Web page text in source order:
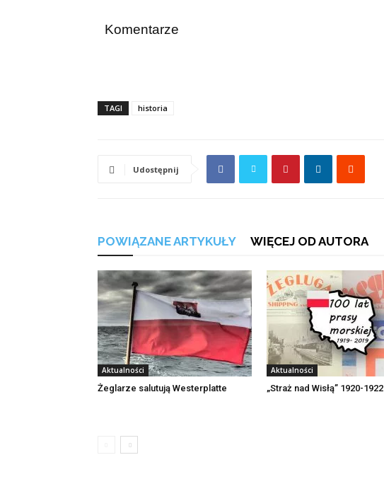
Komentarze
TAGI historia
Udostępnij
POWIĄZANE ARTYKUŁY WIĘCEJ OD AUTORA
Aktualności
Żeglarze salutują Westerplatte
Aktualności
„Straż nad Wisłą” 1920-1922